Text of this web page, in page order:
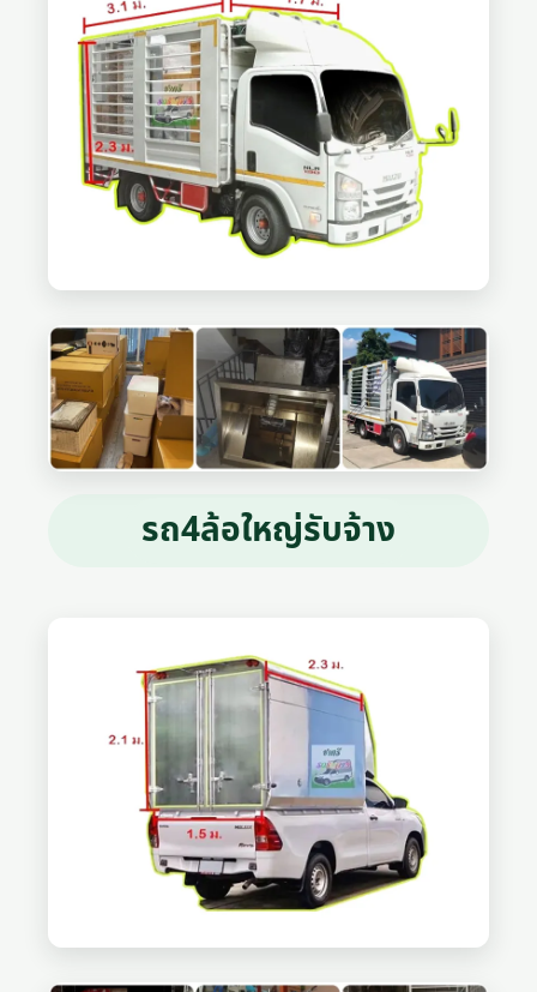
รถ4ล้อใหญ่รับจ้าง